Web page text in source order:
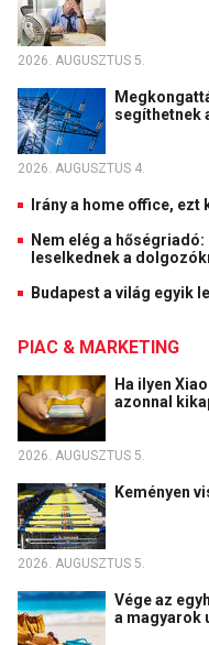
2026. AUGUSZTUS 5.
segíthetnek
2026. AUGUSZTUS 4.
Irány a home office, ezt
Nem elég a
leselkednek a
Budapest a világ egyik
PIAC & MARKETING
Ha ilyen
azonnal
2026. AUGUSZTUS 5.
Keményen
2026. AUGUSZTUS 5.
Vége az
a magyarok